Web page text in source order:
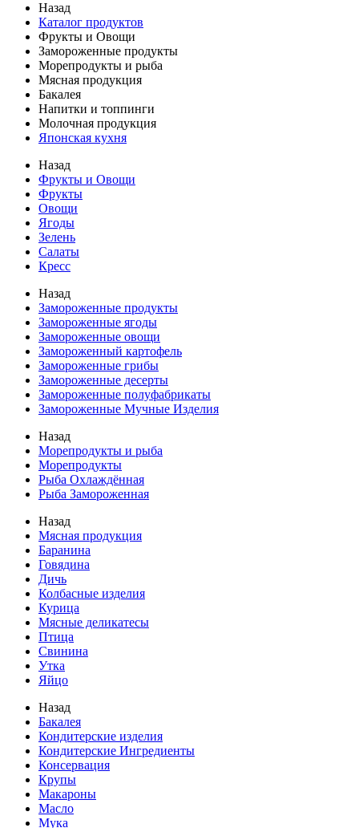
Назад
Каталог продуктов
Фрукты и Овощи
Замороженные продукты
Морепродукты и рыба
Мясная продукция
Бакалея
Напитки и топпинги
Молочная продукция
Японская кухня
Назад
Фрукты и Овощи
Фрукты
Овощи
Ягоды
Зелень
Салаты
Кресс
Назад
Замороженные продукты
Замороженные ягоды
Замороженные овощи
Замороженный картофель
Замороженные грибы
Замороженные десерты
Замороженные полуфабрикаты
Замороженные Мучные Изделия
Назад
Морепродукты и рыба
Морепродукты
Рыба Охлаждённая
Рыба Замороженная
Назад
Мясная продукция
Баранина
Говядина
Дичь
Колбасные изделия
Курица
Мясные деликатесы
Птица
Свинина
Утка
Яйцо
Назад
Бакалея
Кондитерские изделия
Кондитерские Ингредиенты
Консервация
Крупы
Макароны
Масло
Мука